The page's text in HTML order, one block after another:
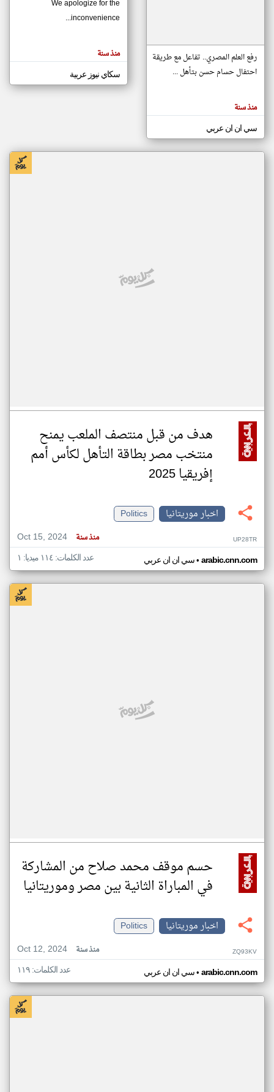
مصادر الأخبار من موريتانيا
اخبار موريتانيا على مدار الساعة
أهم اخبار موريتانيا العاجلة والمباشرة
المقالات
الموجوده
هنا عن
رفع العلم المصري.. تفاعل مع طريقة
احتفال حسام حسن بتأهل ...
منذ سنة
سي ان ان عربي
We apologize for the
inconvenience...
منذ سنة
سكاي نيوز عربية
هدف من قبل منتصف الملعب يمنح
منتخب مصر بطاقة التأهل لكأس أمم
إفريقيا 2025
اخبار موريتانيا
Politics
Oct 15, 2024
منذ سنة UP28TR
سي ان ان عربي• arabic.cnn.com عدد الكلمات: ١١٤ ميديا: ١
حسم موقف محمد صلاح من المشاركة
في المباراة الثانية بين مصر وموريتانيا
اخبار موريتانيا
Politics
Oct 12, 2024
منذ سنة ZQ93KV
سي ان ان عربي• arabic.cnn.com عدد الكلمات: ١١٩
klyoum.com